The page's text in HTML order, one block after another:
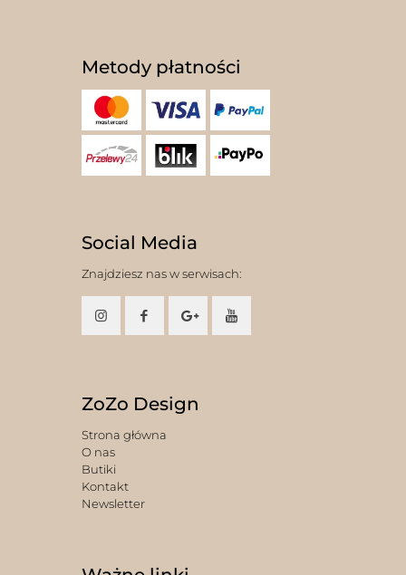
Metody płatności
Social Media
Znajdziesz nas w serwisach:
ZoZo Design
Strona główna
O nas
Butiki
Kontakt
Newsletter